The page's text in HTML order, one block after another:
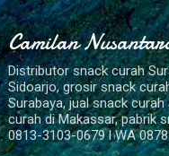
Camilan
Distributor snack curah
Sidoarjo, grosir snack
Surabaya, jual snack
curah di Makassar, pabrik
0813-3103-0679 l WA